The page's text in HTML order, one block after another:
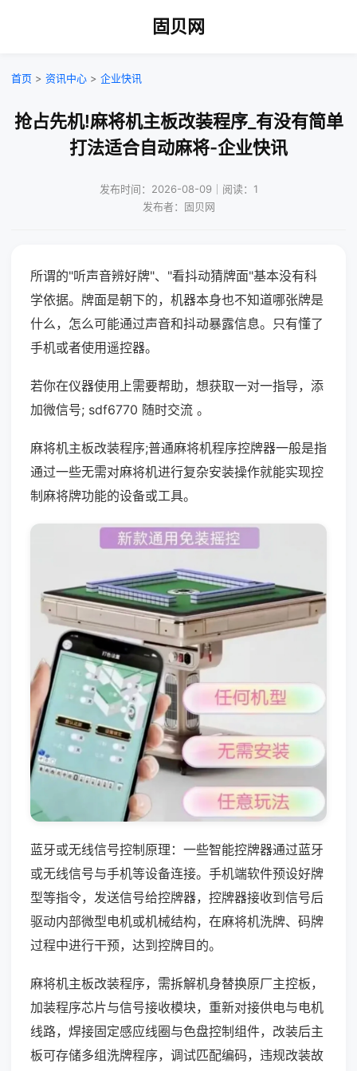
固贝网
首页 > 资讯中心 > 企业快讯
抢占先机!麻将机主板改装程序_有没有简单
打法适合自动麻将-企业快讯
发布时间：2026-08-09｜阅读：1
发布者：固贝网
所谓的"听声音辨好牌"、"看抖动猜牌面"基本没有科
学依据。牌面是朝下的，机器本身也不知道哪张牌是
什么，怎么可能通过声音和抖动暴露信息。只有懂了
手机或者使用遥控器。
若你在仪器使用上需要帮助，想获取一对一指导，添
加微信号; sdf6770 随时交流 。
麻将机主板改装程序;普通麻将机程序控牌器一般是指
通过一些无需对麻将机进行复杂安装操作就能实现控
制麻将牌功能的设备或工具。
蓝牙或无线信号控制原理：一些智能控牌器通过蓝牙
或无线信号与手机等设备连接。手机端软件预设好牌
型等指令，发送信号给控牌器，控牌器接收到信号后
驱动内部微型电机或机械结构，在麻将机洗牌、码牌
过程中进行干预，达到控牌目的。
麻将机主板改装程序，需拆解机身替换原厂主控板，
加装程序芯片与信号接收模块，重新对接供电与电机
线路，焊接固定感应线圈与色盘控制组件，改装后主
板可存储多组洗牌程序，调试匹配编码，违规改装故